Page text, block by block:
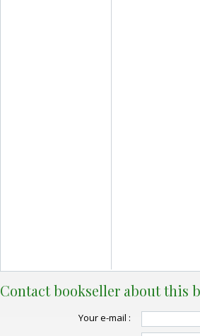
Contact bookseller about this
Your e-mail :